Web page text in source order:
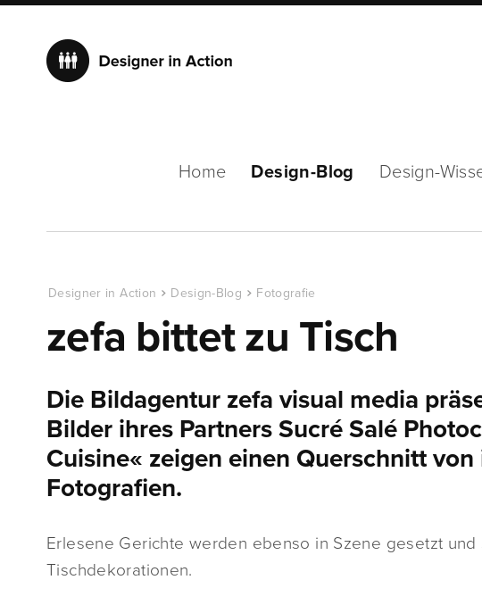
Home Design-Blog Design-
Designer in Action Design-Blog Fotografie
zefa bittet zu Tisch
Die Bildagentur zefa visual media
Bilder ihres Partners Sucré Salé
Cuisine« zeigen einen Querschnitt
Fotografien.
Erlesene Gerichte werden ebenso in Szene gesetzt
Tischdekorationen.